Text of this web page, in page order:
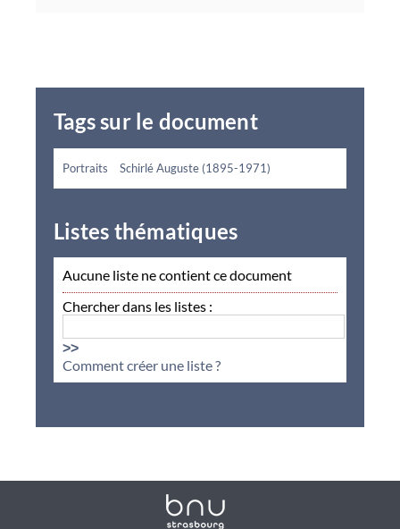
Tags sur le document
Portraits Schirlé Auguste (1895-1971)
Listes thématiques
Aucune liste ne contient ce document
Chercher dans les listes :
>>
Comment créer une liste ?